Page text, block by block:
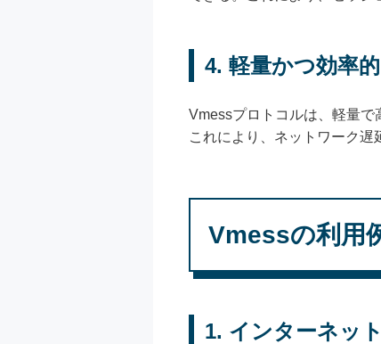
4. 軽量かつ効率的
Vmessプロトコルは、軽量で
これにより、ネットワーク遅
Vmessの利用
1. インターネッ